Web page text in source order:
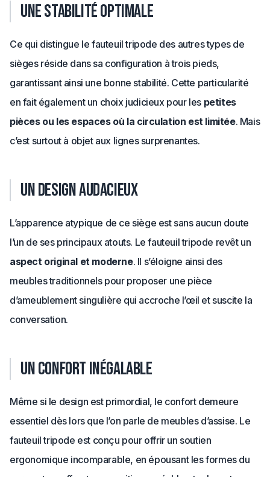
Une stabilité optimale
Ce qui distingue le fauteuil tripode des autres types de
sièges réside dans sa configuration à trois pieds,
garantissant ainsi une bonne stabilité. Cette particularité
en fait également un choix judicieux pour les petites
pièces ou les espaces où la circulation est limitée. Mais
c’est surtout à objet aux lignes surprenantes.
Un design audacieux
L’apparence atypique de ce siège est sans aucun doute
l’un de ses principaux atouts. Le fauteuil tripode revêt un
aspect original et moderne. Il s’éloigne ainsi des
meubles traditionnels pour proposer une pièce
d’ameublement singulière qui accroche l’œil et suscite la
conversation.
Un confort inégalable
Même si le design est primordial, le confort demeure
essentiel dès lors que l’on parle de meubles d’assise. Le
fauteuil tripode est conçu pour offrir un soutien
ergonomique incomparable, en épousant les formes du